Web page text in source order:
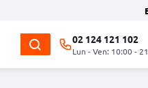
02 124 121 102
Lun - Ven: 10:00 -